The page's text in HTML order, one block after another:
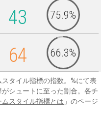
43 75.9%
64 66.3%
タイル指標の指数。%にて表
シュートに至った割合。各チ
ムスタイル指標とは 」のページ